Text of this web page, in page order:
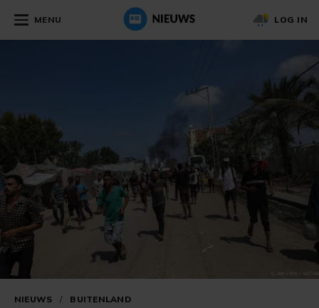
MENU LOG IN
NIEUWS / BUITENLAND